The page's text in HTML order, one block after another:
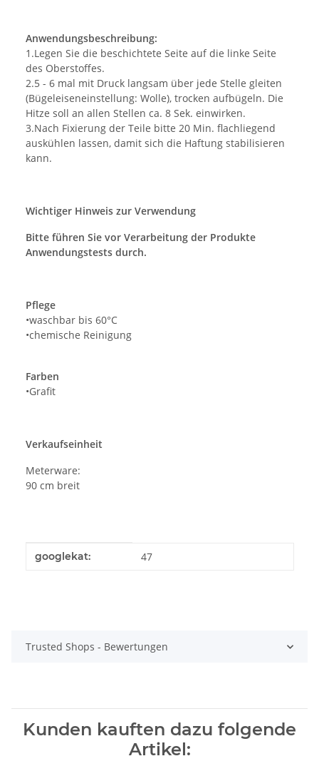
Anwendungsbeschreibung:
1.Legen Sie die beschichtete Seite auf die linke Seite
des Oberstoffes.
2.5 - 6 mal mit Druck langsam über jede Stelle gleiten
(Bügeleiseneinstellung: Wolle), trocken aufbügeln. Die
Hitze soll an allen Stellen ca. 8 Sek. einwirken.
3.Nach Fixierung der Teile bitte 20 Min. flachliegend
auskühlen lassen, damit sich die Haftung stabilisieren
kann.
Wichtiger Hinweis zur Verwendung
Bitte führen Sie vor Verarbeitung der Produkte
Anwendungstests durch.
Pflege
•waschbar bis 60°C
•chemische Reinigung
Farben
•Grafit
Verkaufseinheit
Meterware:
90 cm breit
Produkteigenschaft
Wert
googlekat: 47
Trusted Shops - Bewertungen
Kunden kauften dazu folgende
Artikel: